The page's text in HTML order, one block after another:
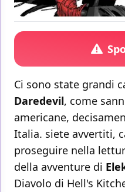
Ci sono state grandi
Daredevil, come
americane,
Italia. siete avvertiti,
proseguire nella
della avventure di
Diavolo di Hell's